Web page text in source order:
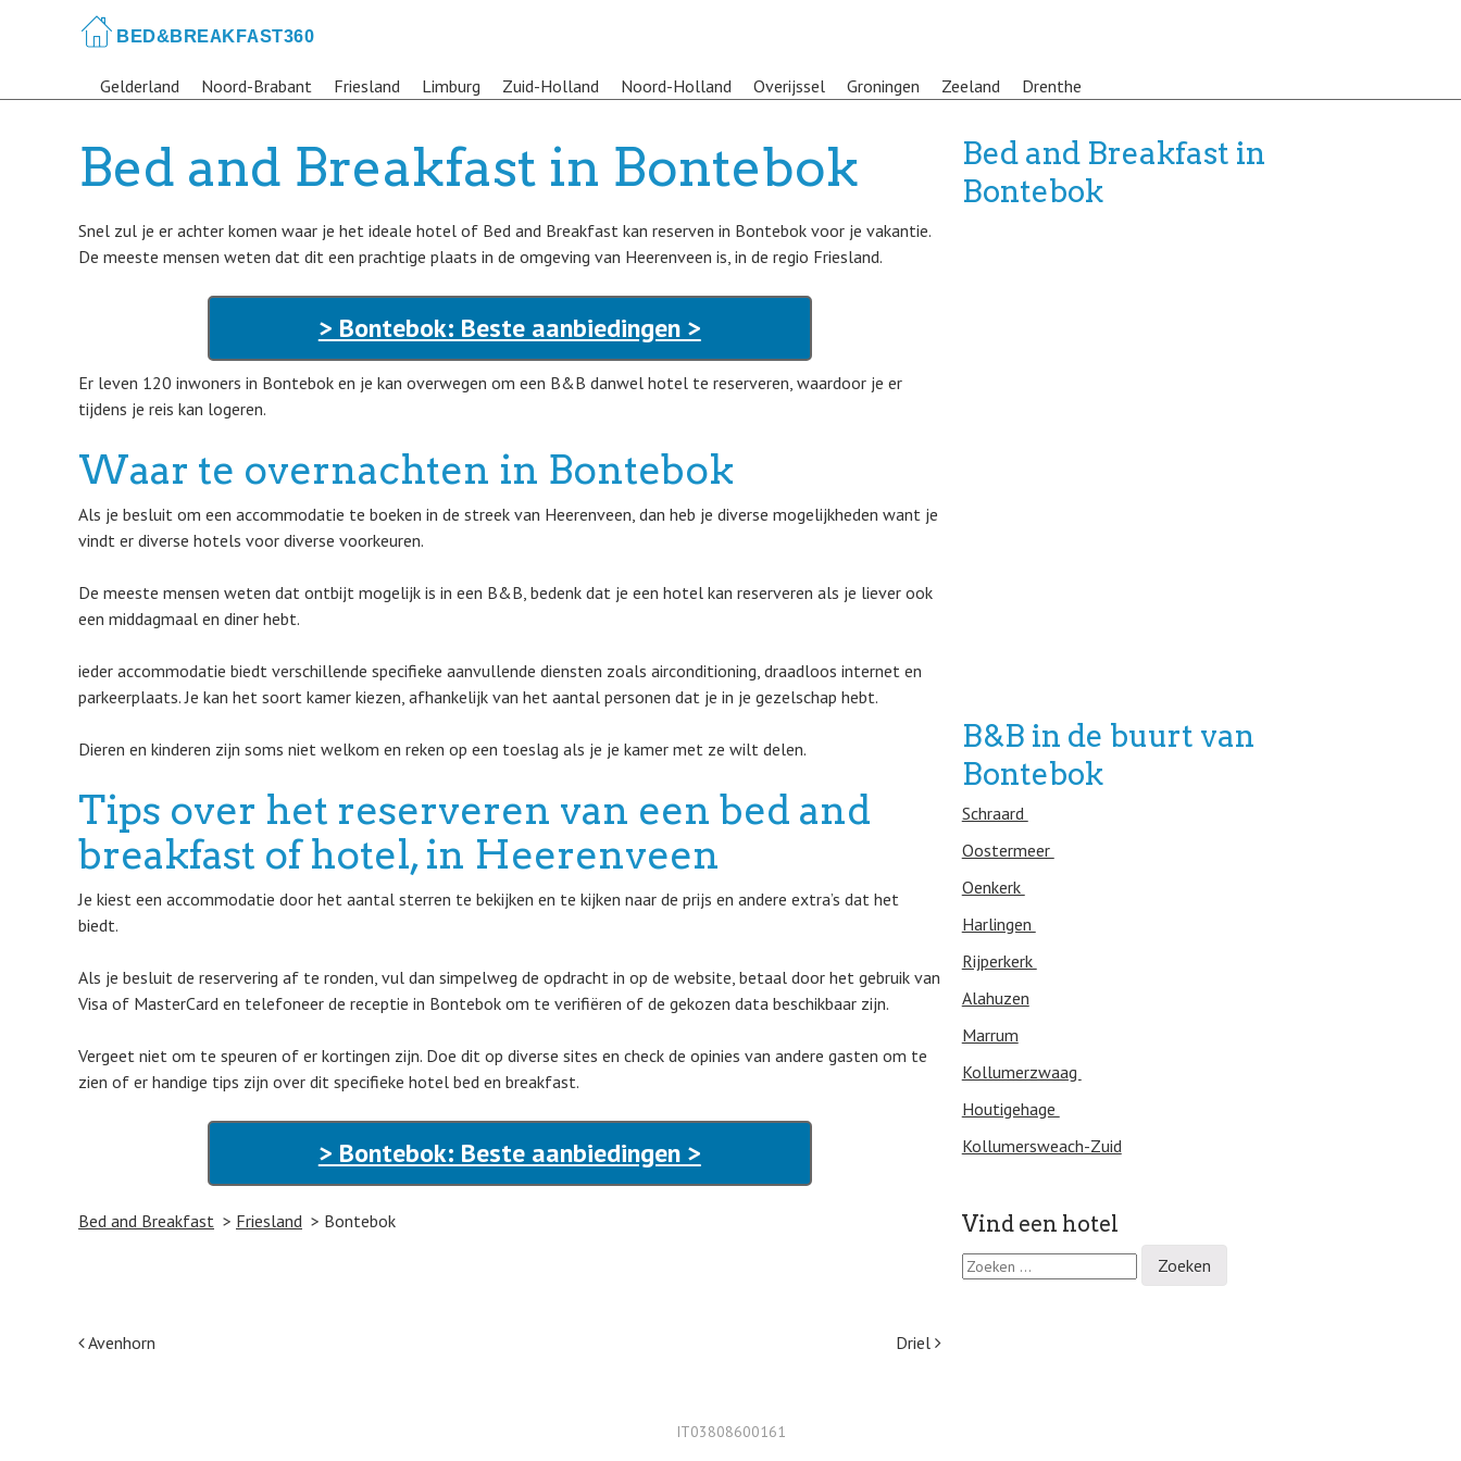
Gelderland Noord-Brabant Friesland Limburg Zuid-Holland Noord-Holland Overijssel Groningen Zeeland Drenthe
Bed and Breakfast in Bontebok
Snel zul je er achter komen waar je het ideale hotel of Bed and Breakfast kan reserven in Bontebok voor je vakantie.
De meeste mensen weten dat dit een prachtige plaats in de omgeving van Heerenveen is, in de regio Friesland.
> Bontebok: Beste aanbiedingen >
Er leven 120 inwoners in Bontebok en je kan overwegen om een B&B danwel hotel te reserveren, waardoor je er
tijdens je reis kan logeren.
Waar te overnachten in Bontebok
Als je besluit om een accommodatie te boeken in de streek van Heerenveen, dan heb je diverse mogelijkheden want je
vindt er diverse hotels voor diverse voorkeuren.
De meeste mensen weten dat ontbijt mogelijk is in een B&B, bedenk dat je een hotel kan reserveren als je liever ook
een middagmaal en diner hebt.
ieder accommodatie biedt verschillende specifieke aanvullende diensten zoals airconditioning, draadloos internet en
parkeerplaats. Je kan het soort kamer kiezen, afhankelijk van het aantal personen dat je in je gezelschap hebt.
Dieren en kinderen zijn soms niet welkom en reken op een toeslag als je je kamer met ze wilt delen.
Tips over het reserveren van een bed and
breakfast of hotel, in Heerenveen
Je kiest een accommodatie door het aantal sterren te bekijken en te kijken naar de prijs en andere extra’s dat het
biedt.
Als je besluit de reservering af te ronden, vul dan simpelweg de opdracht in op de website, betaal door het gebruik van
Visa of MasterCard en telefoneer de receptie in Bontebok om te verifiëren of de gekozen data beschikbaar zijn.
Vergeet niet om te speuren of er kortingen zijn. Doe dit op diverse sites en check de opinies van andere gasten om te
zien of er handige tips zijn over dit specifieke hotel bed en breakfast.
> Bontebok: Beste aanbiedingen >
Bed and Breakfast Friesland Bontebok
Post navigation
Avenhorn Driel
Bed and Breakfast in
Bontebok
B&B in de buurt van
Bontebok
Schraard
Oostermeer
Oenkerk
Harlingen
Rijperkerk
Alahuzen
Marrum
Kollumerzwaag
Houtigehage
Kollumersweach-Zuid
Vind een hotel
Z
o
IT03808600161